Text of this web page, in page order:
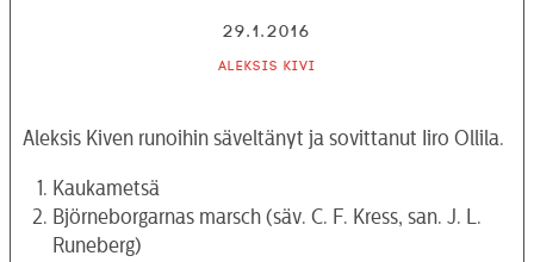
29.1.2016
Aleksis Kivi
Aleksis Kiven runoihin säveltänyt ja sovittanut Iiro Ollila.
Kaukametsä
Björneborgarnas marsch (säv. C. F. Kress, san. J. L.
Runeberg)